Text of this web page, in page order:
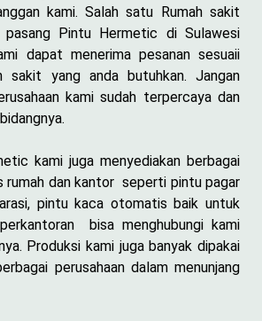
kami. Salah satu Rumah sakit
pasang Pintu Hermetic di Sulawesi
dapat menerima pesanan sesuaii
sakit yang anda butuhkan. Jangan
kami sudah terpercaya dan
kami juga menyediakan berbagai
rumah dan kantor seperti pintu pagar
pintu kaca otomatis baik untuk
bisa menghubungi kami
Produksi kami juga banyak dipakai
perusahaan dalam menunjang